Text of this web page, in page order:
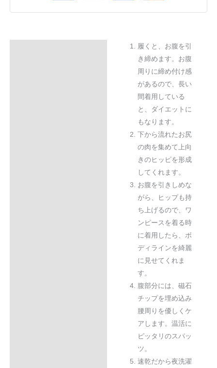
履くと、お腹を引
き締めます。お腹
周りに締め付け感
があるので、長い
間着用している
と、ダイエットに
もなります。
下から流れたお尻
の肉を集めて上向
きのヒッピを形成
してくれます。
お腹を引きしめな
がら、ヒップも持
ち上げるので、ワ
ンピースを着る時
に着用したら、ボ
ディラインを綺麗
に見せてくれま
す。
腹部分には、磁石
チップを埋め込み
腰周りを優しくケ
アします。温活に
ピッタリのスパッ
ツ。
速乾だから夜洗濯